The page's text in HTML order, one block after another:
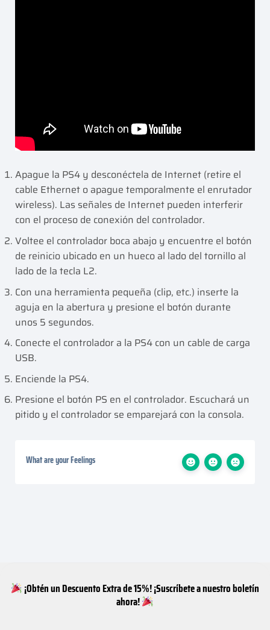
Apague la PS4 y desconéctela de Internet (retire el
cable Ethernet o apague temporalmente el enrutador
wireless). Las señales de Internet pueden interferir
con el proceso de conexión del controlador.
Voltee el controlador boca abajo y encuentre el botón
de reinicio ubicado en un hueco al lado del tornillo al
lado de la tecla L2.
Con una herramienta pequeña (clip, etc.) inserte la
aguja en la abertura y presione el botón durante
unos 5 segundos.
Conecte el controlador a la PS4 con un cable de carga
USB.
Enciende la PS4.
Presione el botón PS en el controlador. Escuchará un
pitido y el controlador se emparejará con la consola.
What are your Feelings
¡Obtén un Descuento Extra de 15%! ¡Suscríbete a nuestro boletín
ahora!